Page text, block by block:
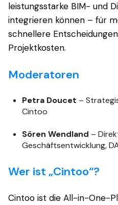
leistungsstarke BIM- und
integrieren können – für
schnellere
Projektkosten.
Moderatoren
Petra Doucet –
Cintoo
Sören Wendland –
Geschäftsentwicklung,
Wer ist „Cintoo“?
Cintoo ist die All-in-One-